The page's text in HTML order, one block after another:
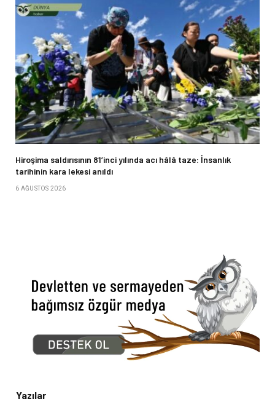
Hiroşima saldırısının 81’inci yılında acı hâlâ taze: İnsanlık
tarihinin kara lekesi anıldı
6 AĞUSTOS 2026
Yazılar